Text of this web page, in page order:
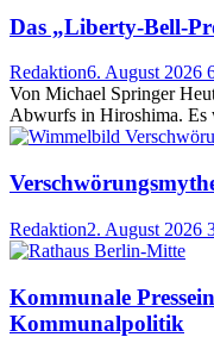
Das „Liberty-Bell-
Redaktion6. August 2026
Von Michael Springer
Abwurfs in Hiroshima. Es
Redaktion2. August 2026
Kommunale
Kommunalpolitik